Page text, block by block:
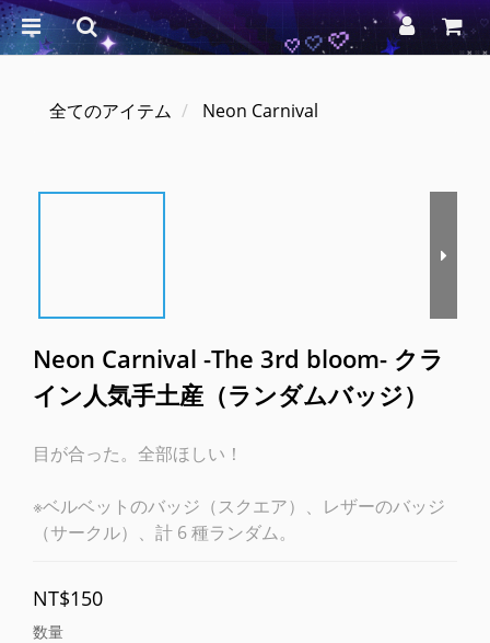
全てのアイテム Neon Carnival
Neon Carnival -The 3rd bloom- クラ
イン人気手土産（ランダムバッジ）
目が合った。全部ほしい！
※ベルベットのバッジ（スクエア）、レザーのバッジ
（サークル）、計 6 種ランダム。
NT$150
数量